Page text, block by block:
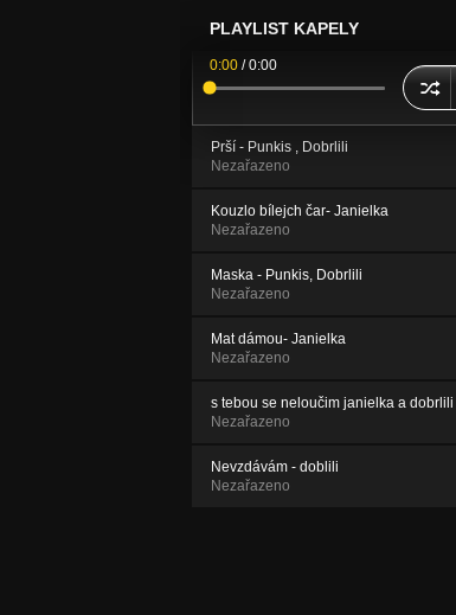
PLAYLIST KAPELY
0:00 /0:00
Prší - Punkis , Dobrlili
Nezařazeno
Kouzlo bílejch čar- Janielka
Nezařazeno
Maska - Punkis, Dobrlili
Nezařazeno
Mat dámou- Janielka
Nezařazeno
s tebou se neloučim janielka a dobrlili
Nezařazeno
Nevzdávám - doblili
Nezařazeno